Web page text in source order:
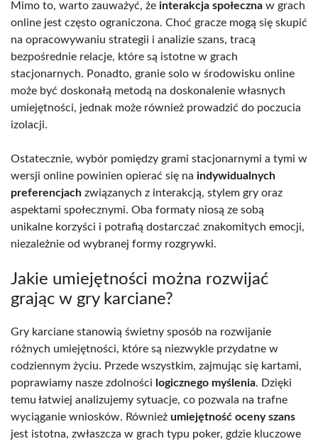
Mimo to, warto zauważyć, że interakcja społeczna w grach
online jest często ograniczona. Choć gracze mogą się skupić
na opracowywaniu strategii i analizie szans, tracą
bezpośrednie relacje, które są istotne w grach
stacjonarnych. Ponadto, granie solo w środowisku online
może być doskonałą metodą na doskonalenie własnych
umiejętności, jednak może również prowadzić do poczucia
izolacji.
Ostatecznie, wybór pomiędzy grami stacjonarnymi a tymi w
wersji online powinien opierać się na indywidualnych
preferencjach związanych z interakcją, stylem gry oraz
aspektami społecznymi. Oba formaty niosą ze sobą
unikalne korzyści i potrafią dostarczać znakomitych emocji,
niezależnie od wybranej formy rozgrywki.
Jakie umiejętności można rozwijać
grając w gry karciane?
Gry karciane stanowią świetny sposób na rozwijanie
różnych umiejętności, które są niezwykle przydatne w
codziennym życiu. Przede wszystkim, zajmując się kartami,
poprawiamy nasze zdolności logicznego myślenia. Dzięki
temu łatwiej analizujemy sytuacje, co pozwala na trafne
wyciąganie wniosków. Również umiejętność oceny szans
jest istotna, zwłaszcza w grach typu poker, gdzie kluczowe